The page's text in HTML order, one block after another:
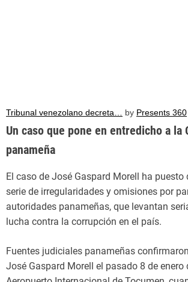
Tribunal venezolano decreta… by Presents 360
Un caso que pone en entredicho a la
panameña
El caso de José Gaspard Morell ha
serie de irregularidades y omisiones por
autoridades panameñas, que levantan
lucha contra la corrupción en el país.
Fuentes judiciales panameñas
José Gaspard Morell el pasado 8 de enero